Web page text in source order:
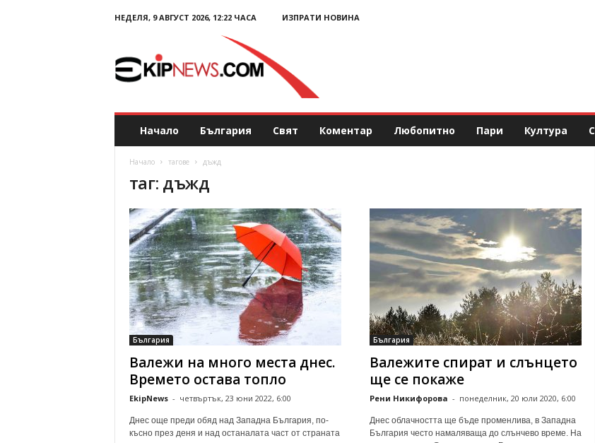
НЕДЕЛЯ, 9 АВГУСТ 2026, 12:22 ЧАСА ИЗПРАТИ НОВИНА
E
p
N
Начало България Свят Коментар Любопитно Пари Култура
Начало тагове дъжд
таг: дъжд
България
Валежи на много места днес.
Времето остава топло
EkipNews - четвъртък, 23 юни 2022, 6:00
Днес още преди обяд над Западна България, по-
късно през деня и над останалата част от страната
България
Валежите спират и слънцето
ще се покаже
Рени Никифорова - понеделник, 20 юли 2020, 6:00
Днес облачността ще бъде променлива, в Западна
България често намаляваща до слънчево време. На